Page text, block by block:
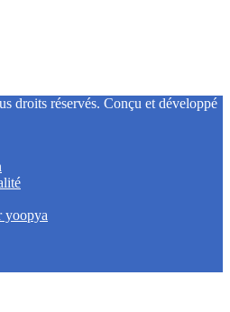
droits réservés. Conçu et développé
yoopya